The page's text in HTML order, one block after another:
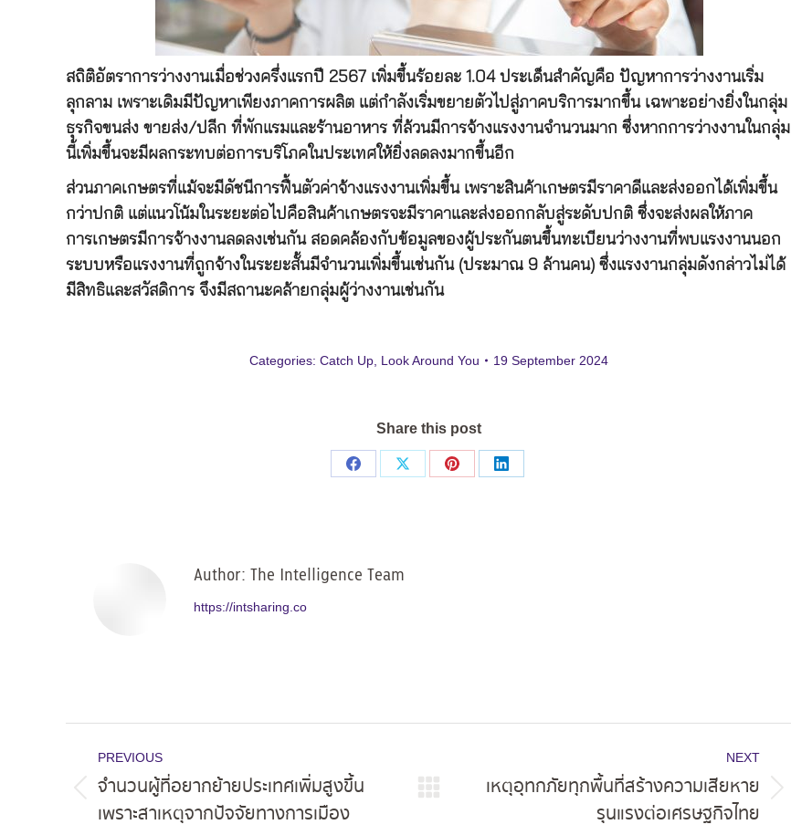
สถิติอัตราการว่างงานเมื่อช่วงครึ่งแรกปี 2567 เพิ่มขึ้นร้อยละ 1.04 ประเด็นสำคัญคือ ปัญหาการว่างงานเริ่ม
ลุกลาม เพราะเดิมมีปัญหาเพียงภาคการผลิต แต่กำลังเริ่มขยายตัวไปสู่ภาคบริการมากขึ้น เฉพาะอย่างยิ่งในกลุ่ม
ธุรกิจขนส่ง ขายส่ง/ปลีก ที่พักแรมและร้านอาหาร ที่ล้วนมีการจ้างแรงงานจำนวนมาก ซึ่งหากการว่างงานในกลุ่ม
นี้เพิ่มขึ้นจะมีผลกระทบต่อการบริโภคในประเทศให้ยิ่งลดลงมากขึ้นอีก
ส่วนภาคเกษตรที่แม้จะมีดัชนีการฟื้นตัวค่าจ้างแรงงานเพิ่มขึ้น เพราะสินค้าเกษตรมีราคาดีและส่งออกได้เพิ่มขึ้น
กว่าปกติ แต่แนวโน้มในระยะต่อไปคือสินค้าเกษตรจะมีราคาและส่งออกกลับสู่ระดับปกติ ซึ่งจะส่งผลให้ภาค
การเกษตรมีการจ้างงานลดลงเช่นกัน สอดคล้องกับข้อมูลของผู้ประกันตนขึ้นทะเบียนว่างงานที่พบแรงงานนอก
ระบบหรือแรงงานที่ถูกจ้างในระยะสั้นมีจำนวนเพิ่มขึ้นเช่นกัน (ประมาณ 9 ล้านคน) ซึ่งแรงงานกลุ่มดังกล่าวไม่ได้
มีสิทธิและสวัสดิการ จึงมีสถานะคล้ายกลุ่มผู้ว่างงานเช่นกัน
Categories: Catch Up Look Around You 19 September 2024
Share this post
Share
Share
Share
Share
Author: The Intelligence Team
https://intsharing.co
navigation
PREVIOUS
Previous
post:
จำนวนผู้ที่อยากย้ายประเทศเพิ่มสูงขึ้น
เพราะสาเหตุจากปัจจัยทางการเมือง
NEXT
เหตุอุทกภัยทุกพื้นที่สร้างความเสียหาย
รุนแรงต่อเศรษฐกิจไทย